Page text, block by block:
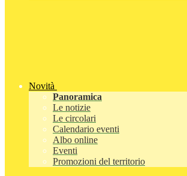
Novità
Panoramica
Le notizie
Le circolari
Calendario eventi
Albo online
Eventi
Promozioni del territorio